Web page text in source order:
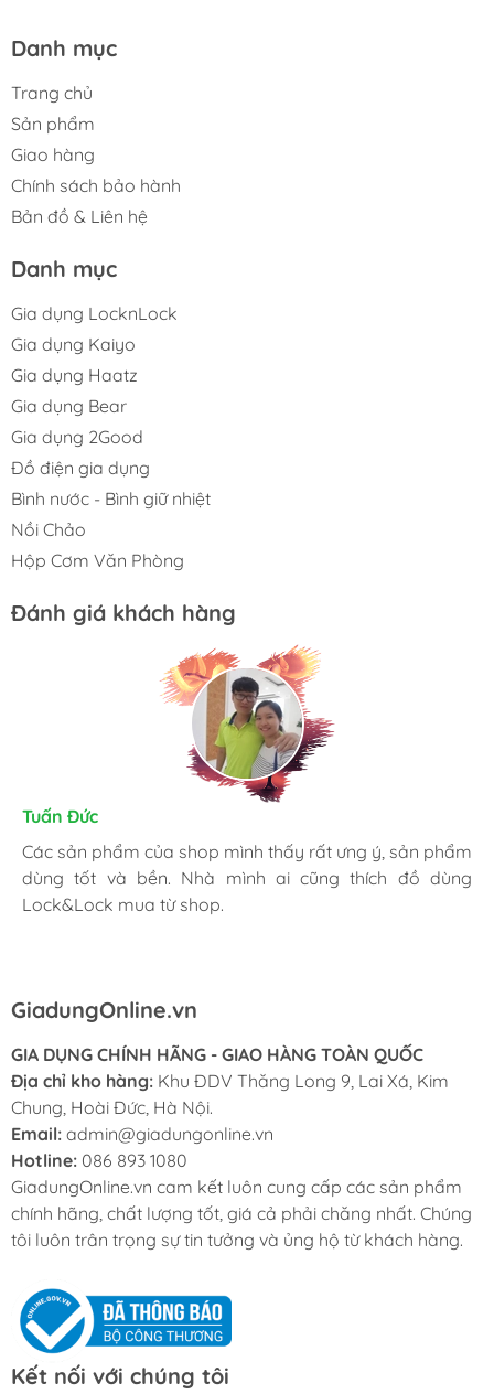
Danh mục
Trang chủ
Sản phẩm
Giao hàng
Chính sách bảo hành
Bản đồ & Liên hệ
Danh mục
Gia dụng LocknLock
Gia dụng Kaiyo
Gia dụng Haatz
Gia dụng Bear
Gia dụng 2Good
Đồ điện gia dụng
Bình nước - Bình giữ nhiệt
Nồi Chảo
Hộp Cơm Văn Phòng
Đánh giá khách hàng
Kim Chung
Mình thấy hài lòng với các sản phẩm đã mua ở
GiadungOnline.vn . Các sản phẩm của shop đều chính
hãng, giá cũng được triết khấu tốt. Nhân viên nhiệt tình,
Tuấn Đức
Các sản phẩm của shop mình thấy rất ưng ý, sản phẩm
dùng tốt và bền. Nhà mình ai cũng thích đồ dùng
Lock&Lock mua từ shop.
Trần Huệ
Mình hay vào website và order mặt hàng mình cần.
Shop nhiệt tình, giao nhanh, giá tốt và đặc biệt sản
phẩm chính hãng làm mình yên tâm nhất.
GiadungOnline.vn
GIA DỤNG CHÍNH HÃNG - GIAO HÀNG TOÀN QUỐC
Địa chỉ kho hàng: Khu ĐDV Thăng Long 9, Lai Xá, Kim
Chung, Hoài Đức, Hà Nội.
Email: admin@giadungonline.vn
Hotline: 086 893 1080
GiadungOnline.vn cam kết luôn cung cấp các sản phẩm
chính hãng, chất lượng tốt, giá cả phải chăng nhất. Chúng
tôi luôn trân trọng sự tin tưởng và ủng hộ từ khách hàng.
Kết nối với chúng tôi